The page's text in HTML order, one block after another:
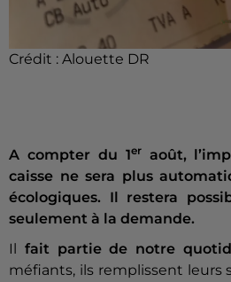
Crédit : Alouette DR
A compter du 1eraoût,
caisse ne sera plus
écologiques. Il restera
seulement à la demande.
Il fait partie de notre
méfiants, ils remplissent leurs